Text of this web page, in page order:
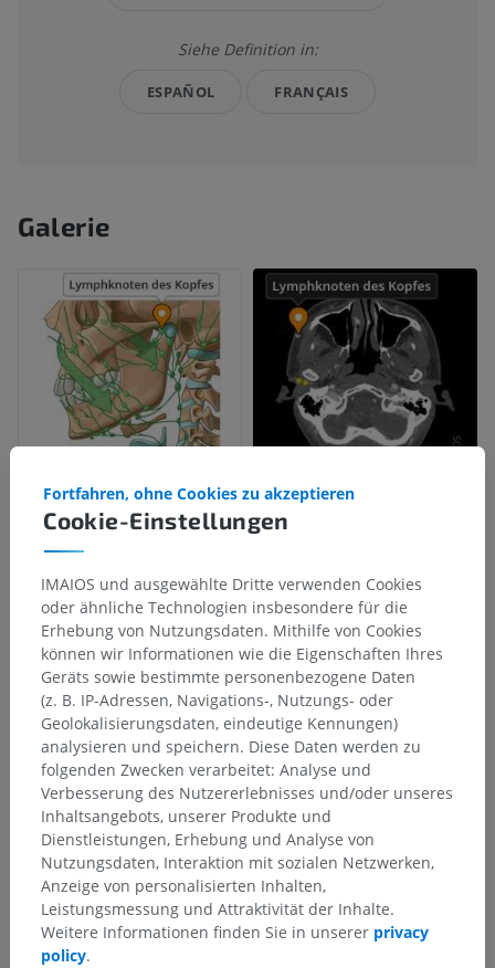
Siehe Definition in:
ESPAÑOL FRANÇAIS
Galerie
Anatomische Hierarchie
Anatomie des Menschen 2
Menschlicher Körper Integrierende Systeme
Lymphsystem
Sekundäre lymphatische Organe
Lymphknoten
Cookie-Einstellungen
Fortfahren, ohne Cookies zu akzeptieren
IMAIOS und ausgewählte Dritte verwenden Cookies
oder ähnliche Technologien insbesondere für die
Erhebung von Nutzungsdaten. Mithilfe von Cookies
können wir Informationen wie die Eigenschaften Ihres
Geräts sowie bestimmte personenbezogene Daten
(z. B. IP-Adressen, Navigations-, Nutzungs- oder
Geolokalisierungsdaten, eindeutige Kennungen)
analysieren und speichern. Diese Daten werden zu
folgenden Zwecken verarbeitet: Analyse und
Verbesserung des Nutzererlebnisses und/oder unseres
Inhaltsangebots, unserer Produkte und
Dienstleistungen, Erhebung und Analyse von
Nutzungsdaten, Interaktion mit sozialen Netzwerken,
Anzeige von personalisierten Inhalten,
Leistungsmessung und Attraktivität der Inhalte.
Weitere Informationen finden Sie in unserer privacy
policy.